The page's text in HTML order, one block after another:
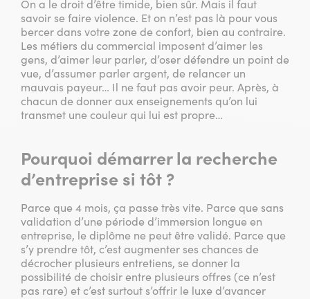
On a le droit d’être timide, bien sûr. Mais il faut
savoir se faire violence. Et on n’est pas là pour vous
bercer dans votre zone de confort, bien au contraire.
Les métiers du commercial imposent d’aimer les
gens, d’aimer leur parler, d’oser défendre un point de
vue, d’assumer parler argent, de relancer un
mauvais payeur… Il ne faut pas avoir peur. Après, à
chacun de donner aux enseignements qu’on lui
transmet une couleur qui lui est propre…
Pourquoi démarrer la recherche
d’entreprise si tôt ?
Parce que 4 mois, ça passe très vite. Parce que sans
validation d’une période d’immersion longue en
entreprise, le diplôme ne peut être validé. Parce que
s’y prendre tôt, c’est augmenter ses chances de
décrocher plusieurs entretiens, se donner la
possibilité de choisir entre plusieurs offres (ce n’est
pas rare) et c’est surtout s’offrir le luxe d’avancer